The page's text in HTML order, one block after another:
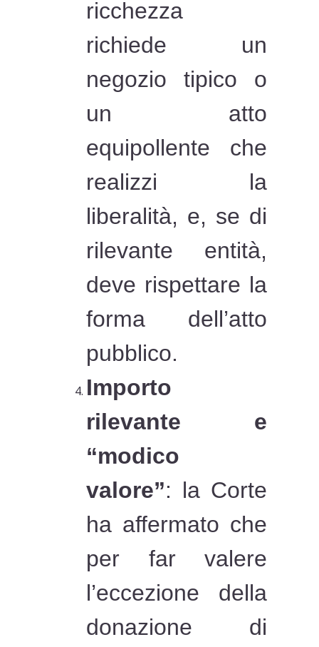
ricchezza
richiede un
negozio tipico o
un atto
equipollente che
realizzi la
liberalità, e, se di
rilevante entità,
deve rispettare la
forma dell’atto
pubblico.
Importo
rilevante e
“modico
valore”: la Corte
ha affermato che
per far valere
l’eccezione della
donazione di